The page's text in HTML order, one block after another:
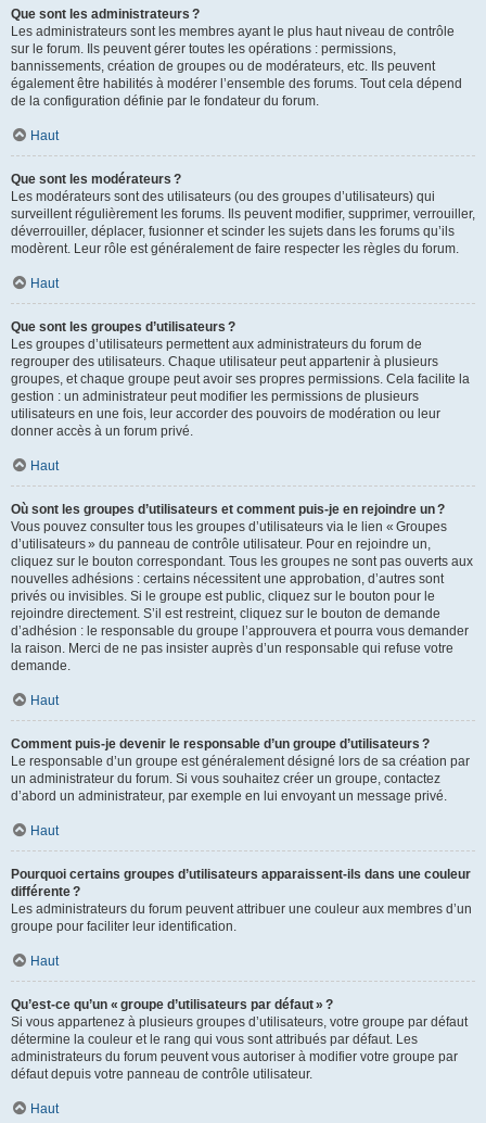
Que sont les administrateurs ?
Les administrateurs sont les membres ayant le plus haut niveau de contrôle
sur le forum. Ils peuvent gérer toutes les opérations : permissions,
bannissements, création de groupes ou de modérateurs, etc. Ils peuvent
également être habilités à modérer l’ensemble des forums. Tout cela dépend
de la configuration définie par le fondateur du forum.
Haut
Que sont les modérateurs ?
Les modérateurs sont des utilisateurs (ou des groupes d’utilisateurs) qui
surveillent régulièrement les forums. Ils peuvent modifier, supprimer, verrouiller,
déverrouiller, déplacer, fusionner et scinder les sujets dans les forums qu’ils
modèrent. Leur rôle est généralement de faire respecter les règles du forum.
Haut
Que sont les groupes d’utilisateurs ?
Les groupes d’utilisateurs permettent aux administrateurs du forum de
regrouper des utilisateurs. Chaque utilisateur peut appartenir à plusieurs
groupes, et chaque groupe peut avoir ses propres permissions. Cela facilite la
gestion : un administrateur peut modifier les permissions de plusieurs
utilisateurs en une fois, leur accorder des pouvoirs de modération ou leur
donner accès à un forum privé.
Haut
Où sont les groupes d’utilisateurs et comment puis-je en rejoindre un ?
Vous pouvez consulter tous les groupes d’utilisateurs via le lien « Groupes
d’utilisateurs » du panneau de contrôle utilisateur. Pour en rejoindre un,
cliquez sur le bouton correspondant. Tous les groupes ne sont pas ouverts aux
nouvelles adhésions : certains nécessitent une approbation, d’autres sont
privés ou invisibles. Si le groupe est public, cliquez sur le bouton pour le
rejoindre directement. S’il est restreint, cliquez sur le bouton de demande
d’adhésion : le responsable du groupe l’approuvera et pourra vous demander
la raison. Merci de ne pas insister auprès d’un responsable qui refuse votre
demande.
Haut
Comment puis-je devenir le responsable d’un groupe d’utilisateurs ?
Le responsable d’un groupe est généralement désigné lors de sa création par
un administrateur du forum. Si vous souhaitez créer un groupe, contactez
d’abord un administrateur, par exemple en lui envoyant un message privé.
Haut
Pourquoi certains groupes d’utilisateurs apparaissent-ils dans une couleur
différente ?
Les administrateurs du forum peuvent attribuer une couleur aux membres d’un
groupe pour faciliter leur identification.
Haut
Qu’est-ce qu’un « groupe d’utilisateurs par défaut » ?
Si vous appartenez à plusieurs groupes d’utilisateurs, votre groupe par défaut
détermine la couleur et le rang qui vous sont attribués par défaut. Les
administrateurs du forum peuvent vous autoriser à modifier votre groupe par
défaut depuis votre panneau de contrôle utilisateur.
Haut